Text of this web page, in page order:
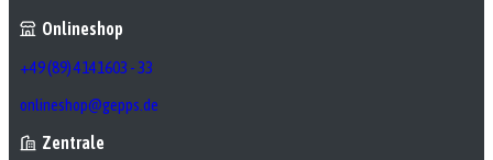
Onlineshop
+49 (89) 4141603 - 33
onlineshop@gepps.de
Zentrale